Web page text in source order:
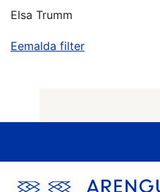
Elsa Trumm
Eemalda filter